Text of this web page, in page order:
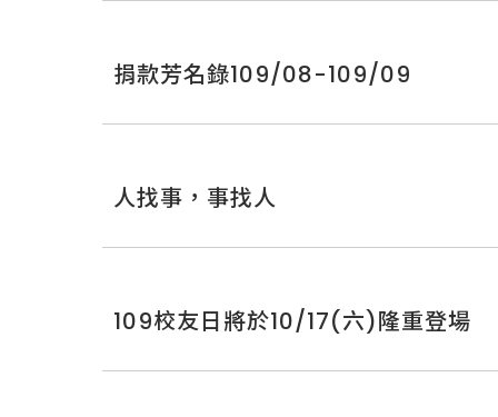
捐款芳名錄109/08-109/09
人找事，事找人
109校友日將於10/17(六)隆重登場